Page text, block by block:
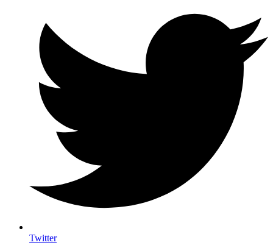
Twitter